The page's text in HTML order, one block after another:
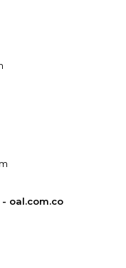
oal.com.co